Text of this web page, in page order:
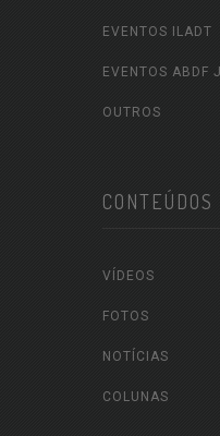
EVENTOS ILADT
EVENTOS ABDF
OUTROS
CONTEÚDOS
VÍDEOS
FOTOS
NOTÍCIAS
COLUNAS